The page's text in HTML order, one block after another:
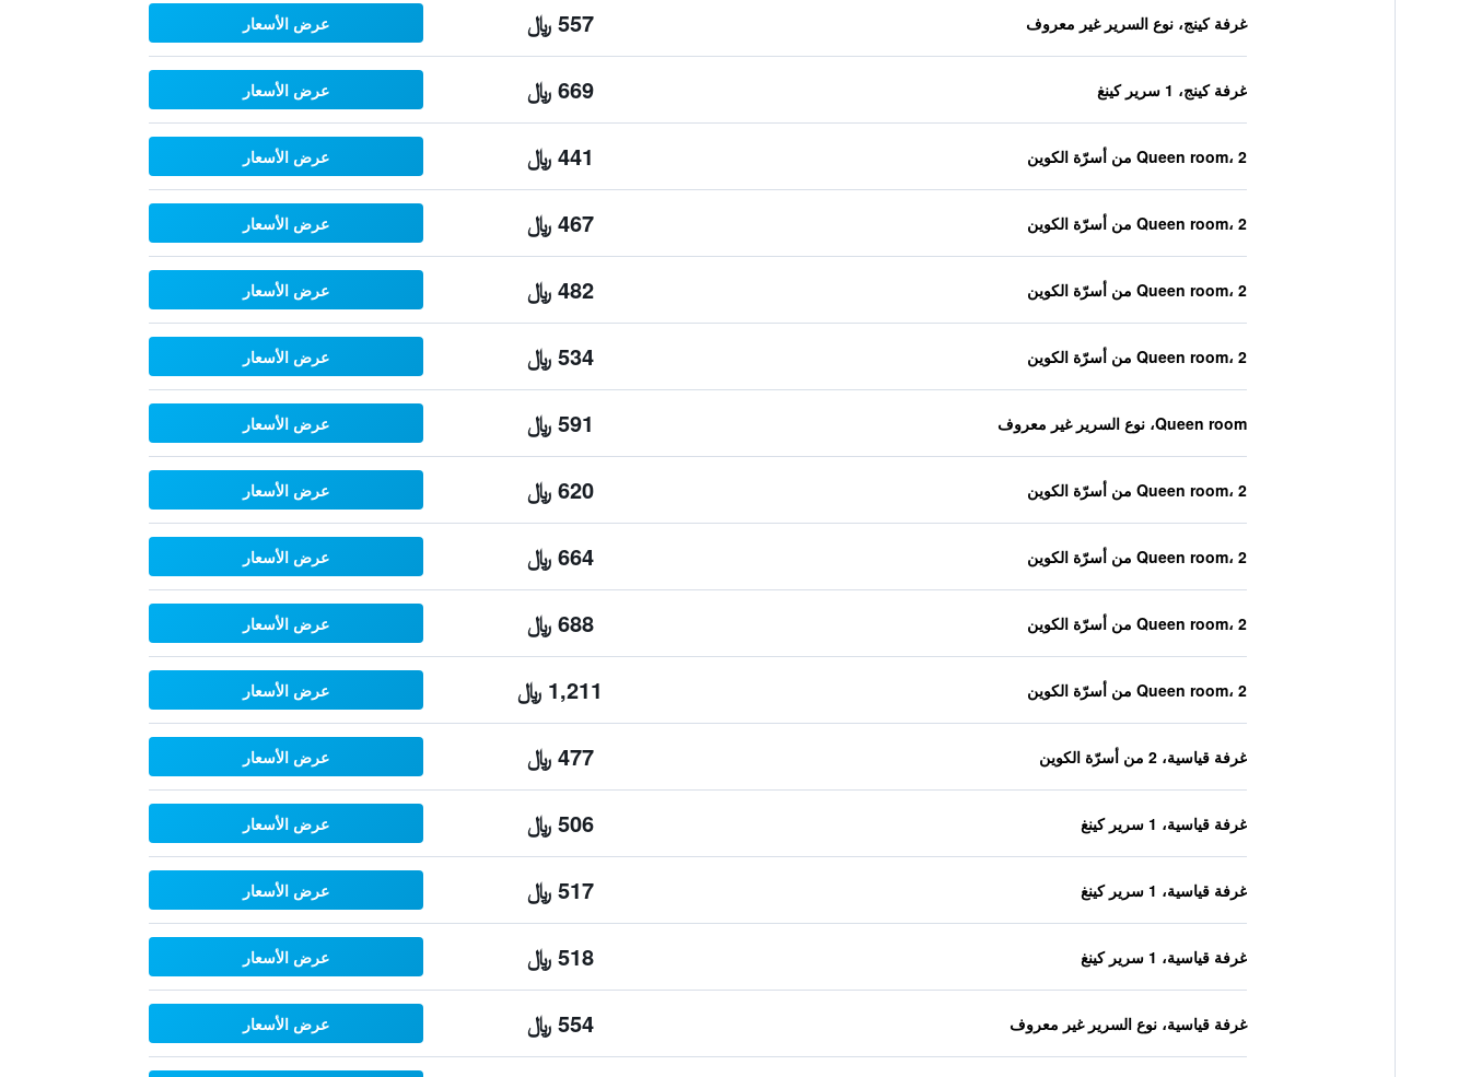
غرفة كينج، نوع السرير غير معروف 557 ﷼ عرض الأسعار
غرفة كينج، 1 سرير كينغ 669 ﷼ عرض الأسعار
Queen room، 2 من أسرّة الكوين 441 ﷼ عرض الأسعار
Queen room، 2 من أسرّة الكوين 467 ﷼ عرض الأسعار
Queen room، 2 من أسرّة الكوين 482 ﷼ عرض الأسعار
Queen room، 2 من أسرّة الكوين 534 ﷼ عرض الأسعار
Queen room، نوع السرير غير معروف 591 ﷼ عرض الأسعار
Queen room، 2 من أسرّة الكوين 620 ﷼ عرض الأسعار
Queen room، 2 من أسرّة الكوين 664 ﷼ عرض الأسعار
Queen room، 2 من أسرّة الكوين 688 ﷼ عرض الأسعار
Queen room، 2 من أسرّة الكوين 1,211 ﷼ عرض الأسعار
غرفة قياسية، 2 من أسرّة الكوين 477 ﷼ عرض الأسعار
غرفة قياسية، 1 سرير كينغ 506 ﷼ عرض الأسعار
غرفة قياسية، 1 سرير كينغ 517 ﷼ عرض الأسعار
غرفة قياسية، 1 سرير كينغ 518 ﷼ عرض الأسعار
غرفة قياسية، نوع السرير غير معروف 554 ﷼ عرض الأسعار